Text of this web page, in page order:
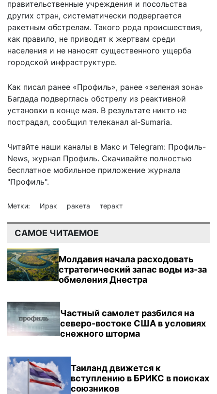
правительственные учреждения и посольства
других стран, систематически подвергается
ракетным обстрелам. Такого рода происшествия,
как правило, не приводят к жертвам среди
населения и не наносят существенного ущерба
городской инфраструктуре.
Как писал ранее «Профиль», ранее «зеленая зона»
Багдада подверглась обстрелу из реактивной
установки в конце мая. В результате никто не
пострадал, сообщил телеканал al-Sumaria.
Читайте наши каналы в Макс и Telegram: Профиль-
News, журнал Профиль. Скачивайте полностью
бесплатное мобильное приложение журнала
"Профиль".
Метки: Ирак ракета теракт
САМОЕ ЧИТАЕМОЕ
Молдавия начала расходовать
стратегический запас воды из-за
обмеления Днестра
Частный самолет разбился на
северо-востоке США в условиях
снежного шторма
Таиланд движется к
вступлению в БРИКС в поисках
союзников